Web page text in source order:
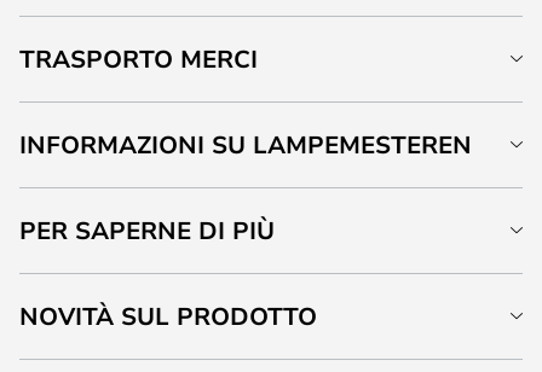
TRASPORTO MERCI
INFORMAZIONI SU LAMPEMESTEREN
PER SAPERNE DI PIÙ
NOVITÀ SUL PRODOTTO